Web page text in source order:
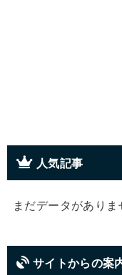
人気記事
まだデータがありま
サイトからの案